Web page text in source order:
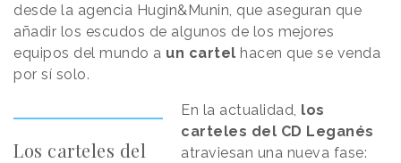
desde la agencia Hugin&Munin, que aseguran que
añadir los escudos de algunos de los mejores
equipos del mundo a un cartel hacen que se venda
por sí solo.
Los carteles del
En la actualidad, los
carteles del CD Leganés
atraviesan una nueva fase: